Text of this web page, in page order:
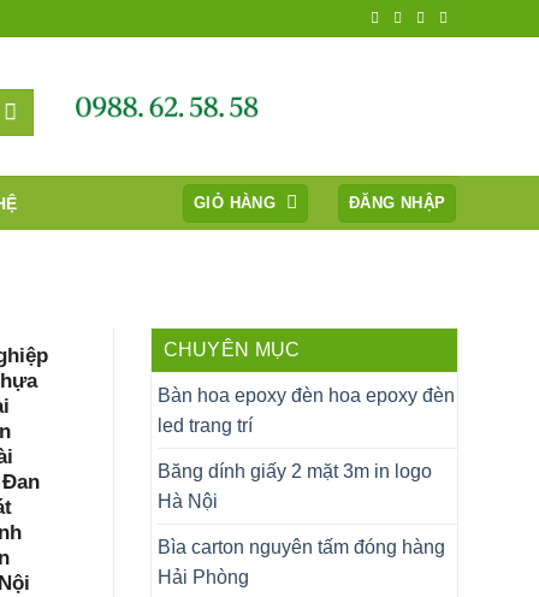
GIỎ HÀNG ĐĂNG NHẬP
CHUYÊN MỤC
Bàn hoa epoxy đèn hoa epoxy đèn
led trang trí
Băng dính giấy 2 mặt 3m in logo
Hà Nội
Bìa carton nguyên tấm đóng hàng
Hải Phòng